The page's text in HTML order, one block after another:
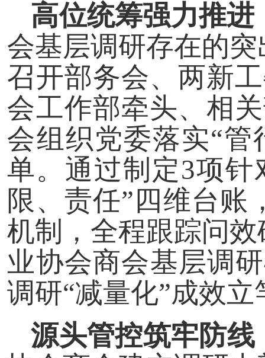
高位统筹强力推
会基层调研存在的
召开部务会、两新
会工作部牵头、相
会组织党委落实“
单。通过制定3项
限、责任”四维台账
机制，全程跟踪问
业协会商会基层调
调研“减量化”成效立
源头管控筑牢防